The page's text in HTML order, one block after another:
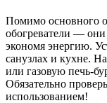
Помимо основного
обогреватели — они
экономя энергию.
санузлах и кухне.
или газовую печь-
Обязательно
использованием!